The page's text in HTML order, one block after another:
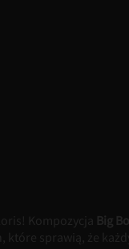
Kompozycja Big
sprawią, że